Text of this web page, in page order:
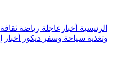
الرئيسية أخبارعاجلة رياضة ثقافة
وتغذية سياحة وسفر ديكور أخبار